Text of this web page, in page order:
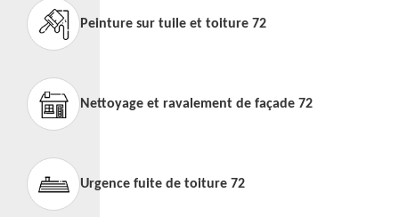
Peinture sur tuile et toiture 72
Nettoyage et ravalement de façade 72
Urgence fuite de toiture 72